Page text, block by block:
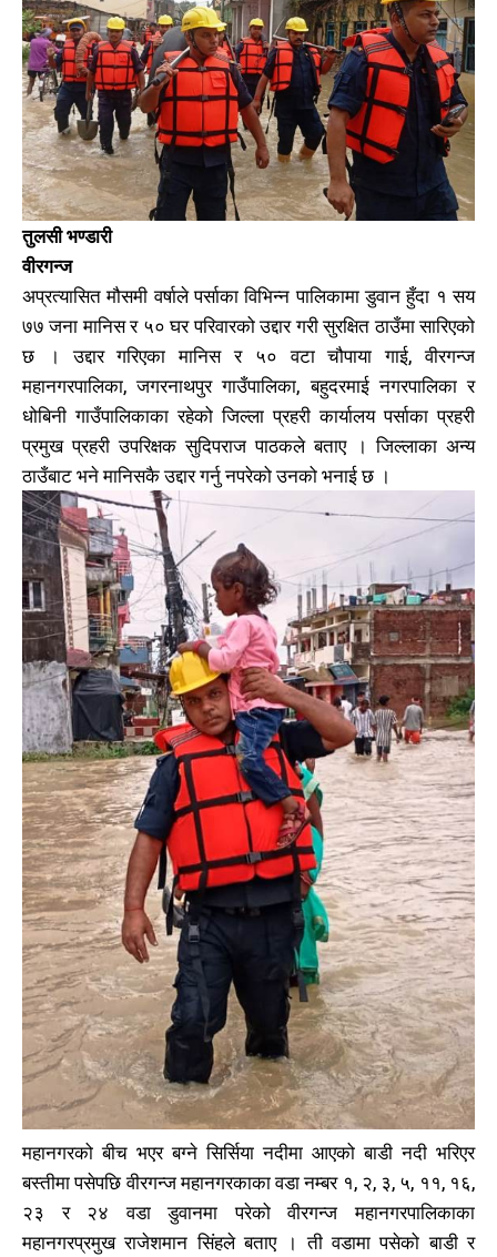
तुलसी भण्डारी
वीरगन्ज
अप्रत्यासित मौसमी वर्षाले पर्साका विभिन्न पालिकामा डुवान हुँदा १ सय
७७ जना मानिस र ५० घर परिवारको उद्दार गरी सुरक्षित ठाउँमा सारिएको
छ । उद्दार गरिएका मानिस र ५० वटा चौपाया गाई, वीरगन्ज
महानगरपालिका, जगरनाथपुर गाउँपालिका, बहुदरमाई नगरपालिका र
धोबिनी गाउँपालिकाका रहेको जिल्ला प्रहरी कार्यालय पर्साका प्रहरी
प्रमुख प्रहरी उपरिक्षक सुदिपराज पाठकले बताए । जिल्लाका अन्य
ठाउँबाट भने मानिसकै उद्दार गर्नु नपरेको उनको भनाई छ ।
महानगरको बीच भएर बग्ने सिर्सिया नदीमा आएको बाडी नदी भरिएर
बस्तीमा पसेपछि वीरगन्ज महानगरकाका वडा नम्बर १, २, ३, ५, ११, १६,
२३ र २४ वडा डुवानमा परेको वीरगन्ज महानगरपालिकाका
महानगरप्रमुख राजेशमान सिंहले बताए । ती वडामा पसेको बाडी र